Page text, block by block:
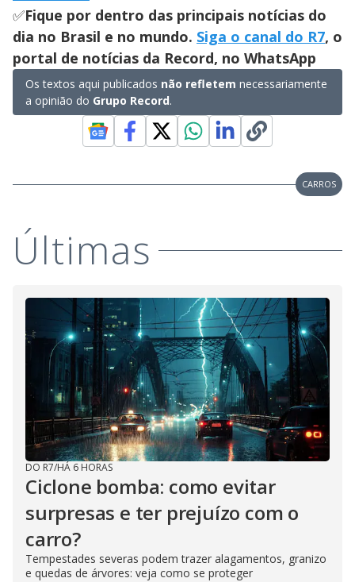
✅Fique por dentro das principais notícias do
dia no Brasil e no mundo. Siga o canal do R7, o
portal de notícias da Record, no WhatsApp
Os textos aqui publicados não refletem necessariamente
a opinião do Grupo Record.
CARROS
Últimas
DO R7/HÁ 6 HORAS
Ciclone bomba: como evitar
surpresas e ter prejuízo com o
carro?
Tempestades severas podem trazer alagamentos, granizo
e quedas de árvores: veja como se proteger